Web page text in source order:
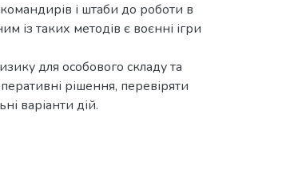
і штаби до роботи в
із таких методів є воєнні ігри
для особового складу та
рішення, перевіряти
варіанти дій.